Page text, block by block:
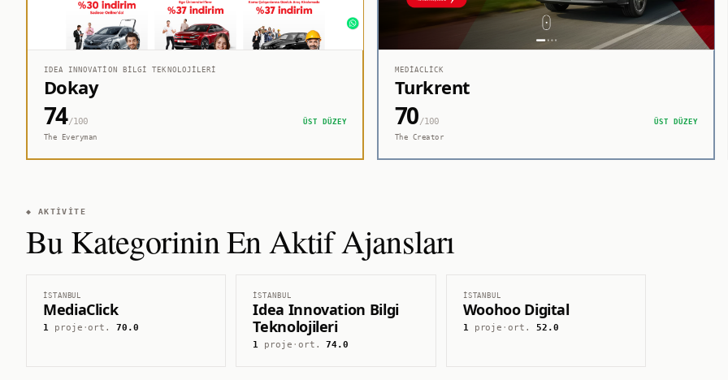
IDEA INNOVATION BILGI TEKNOLOJILERI
Dokay
74/100
ÜST DÜZEY
The Everyman
MEDIACLICK
Turkrent
70/100
ÜST DÜZEY
The Creator
◆ AKTIVITE
Bu Kategorinin En Aktif Ajansları
İSTANBUL
MediaClick
1proje ·ort.70.0
İSTANBUL
Idea Innovation Bilgi
Teknolojileri
1 proje · ort.74.0
İSTANBUL
Woohoo Digital
1proje ·ort. 52.0